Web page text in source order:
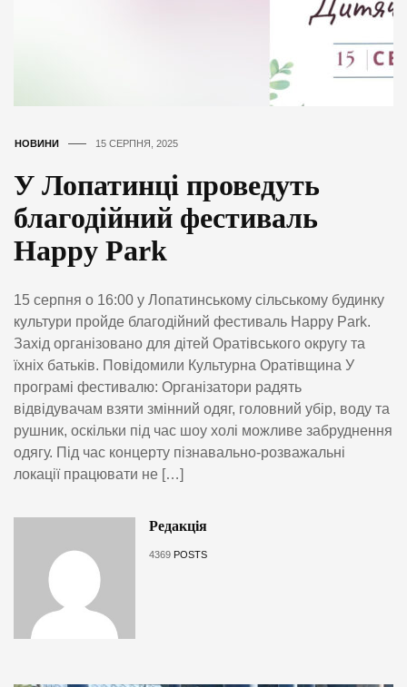
НОВИНИ 15 СЕРПНЯ, 2025
У Лопатинці проведуть
благодійний фестиваль
Happy Park
15 серпня о 16:00 у Лопатинському сільському будинку
культури пройде благодійний фестиваль Happy Park.
Захід організовано для дітей Оратівського округу та
їхніх батьків. Повідомили Культурна Оратівщина У
програмі фестивалю: Організатори радять
відвідувачам взяти змінний одяг, головний убір, воду та
рушник, оскільки під час шоу холі можливе забруднення
одягу. Під час концерту пізнавально-розважальні
локації працювати не […]
Редакція
4369 POSTS